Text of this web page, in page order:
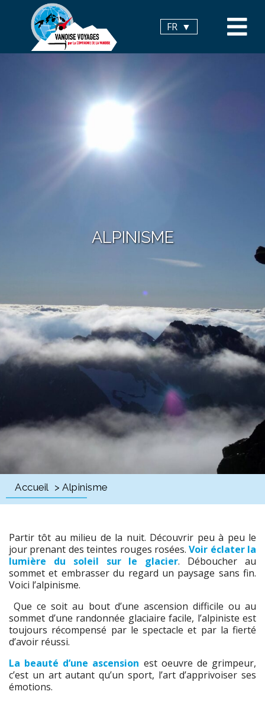
FR
ALPINISME
Accueil > Alpinisme
Partir tôt au milieu de la nuit. Découvrir peu à peu le
jour prenant des teintes rouges rosées.Voir éclater la
lumière du soleil sur le glacier. Déboucher au
sommet et embrasser du regard un paysage sans fin.
Voici l’alpinisme.
Que ce soit au bout d’une ascension difficile ou au
sommet d’une randonnée glaciaire facile, l’alpiniste est
toujours récompensé par le spectacle et par la fierté
d’avoir réussi.
La beauté d’une ascension est oeuvre de grimpeur,
c’est un art autant qu’un sport, l’art d’apprivoiser ses
émotions.
Panneau de gestion des cookies